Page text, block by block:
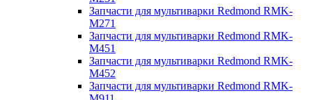
Запчасти для мультиварки Redmond RMK-
M271
Запчасти для мультиварки Redmond RMK-
M451
Запчасти для мультиварки Redmond RMK-
M452
Запчасти для мультиварки Redmond RMK-